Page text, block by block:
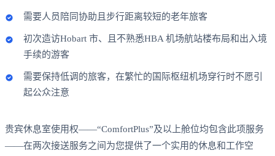
需要人员陪同协助且步行距离较短的老年旅客
初次造访Hobart 市、且不熟悉HBA 机场航站楼布局和出入境
手续的游客
需要保持低调的旅客，在繁忙的国际枢纽机场穿行时不愿引
起公众注意
贵宾休息室使用权——“ComfortPlus”及以上舱位均包含此项服务
——在两次接送服务之间为您提供了一个实用的休息和工作空